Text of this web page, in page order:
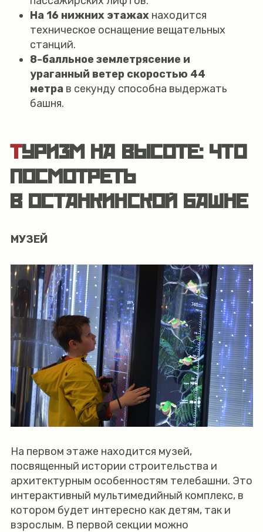
На 16 нижних этажахнаходится
техническое оснащение вещательных
станций.
8-балльное землетрясение и
ураганный ветер скоростью 44
метрав секунду способна выдержать
башня.
ТУРИЗМ НА ВЫСОТЕ: ЧТО
ПОСМОТРЕТЬ
В ОСТАНКИНСКОЙ БАШНЕ
МУЗЕЙ
На первом этаже находится музей,
посвященный истории строительства и
архитектурным особенностям телебашни. Это
интерактивный мультимедийный комплекс, в
котором будет интересно как детям, так и
взрослым. В первой секции можно